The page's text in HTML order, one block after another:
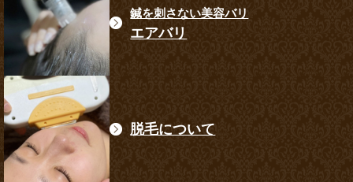
鍼を刺さない美容バリ
エアバリ
脱毛について